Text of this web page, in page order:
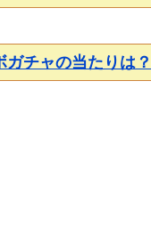
チャの当たりは